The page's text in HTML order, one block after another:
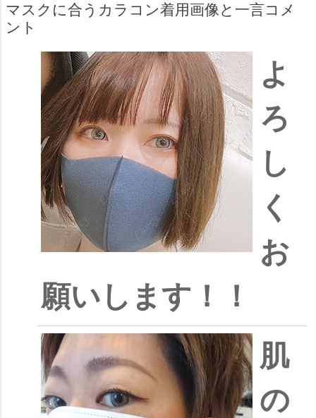
マスクに合うカラコン着用画像と一言コメ
ント
よ
ろ
し
く
お
願いします！！
肌
の